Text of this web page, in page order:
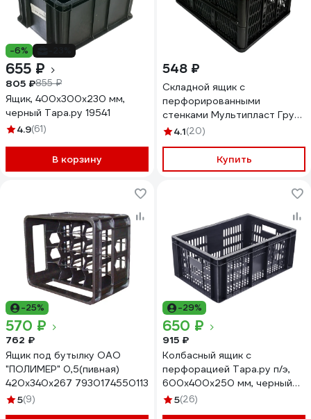
-6%
655 ₽
805 ₽855 ₽
Ящик, 400x300x230 мм,
черный Тара.ру 19541
4.9(61)
В корзину
548 ₽
Складной ящик с
перфорированными
стенками Мультипласт Групп
32 л (5) MPG8874
4.1(20)
Купить
-25%
570 ₽
762 ₽
Ящик под бутылку ОАО
"ПОЛИМЕР" 0,5(пивная)
420x340x267 7930174550113
5(9)
-29%
650 ₽
915 ₽
Колбасный ящик с
перфорацией Тара.ру п/э,
600x400x250 мм, черный
19153
5(26)